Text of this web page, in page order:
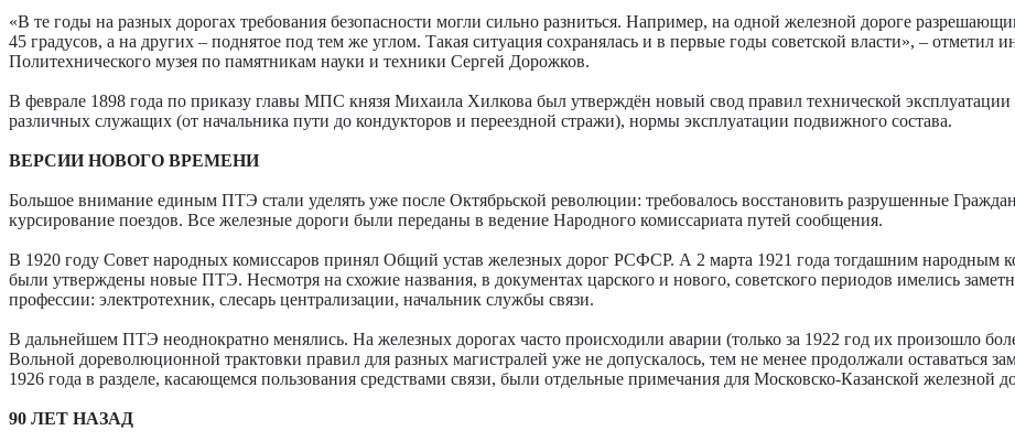
«В те годы на разных дорогах требования безопасности могли сильно разниться. Например, на одной железной дороге
45 градусов, а на других – поднятое под тем же углом. Такая ситуация сохранялась и в первые годы советской власти», – отметил
Политехнического музея по памятникам науки и техники Сергей Дорожков.
В феврале 1898 года по приказу главы МПС князя Михаила Хилкова был утверждён новый свод правил технической
различных служащих (от начальника пути до кондукторов и переездной стражи), нормы эксплуатации подвижного состава.
ВЕРСИИ НОВОГО ВРЕМЕНИ
Большое внимание единым ПТЭ стали уделять уже после Октябрьской революции: требовалось восстановить разрушенные
курсирование поездов. Все железные дороги были переданы в ведение Народного комиссариата путей сообщения.
В 1920 году Совет народных комиссаров принял Общий устав железных дорог РСФСР. А 2 марта 1921 года тогдашним
были утверждены новые ПТЭ. Несмотря на схожие названия, в документах царского и нового, советского периодов имелись
профессии: электротехник, слесарь централизации, начальник службы связи.
В дальнейшем ПТЭ неоднократно менялись. На железных дорогах часто происходили аварии (только за 1922 год их произошло
Вольной дореволюционной трактовки правил для разных магистралей уже не допускалось, тем не менее продолжали оставаться
1926 года в разделе, касающемся пользования средствами связи, были отдельные примечания для Московско-Казанской железной
90 ЛЕТ НАЗАД